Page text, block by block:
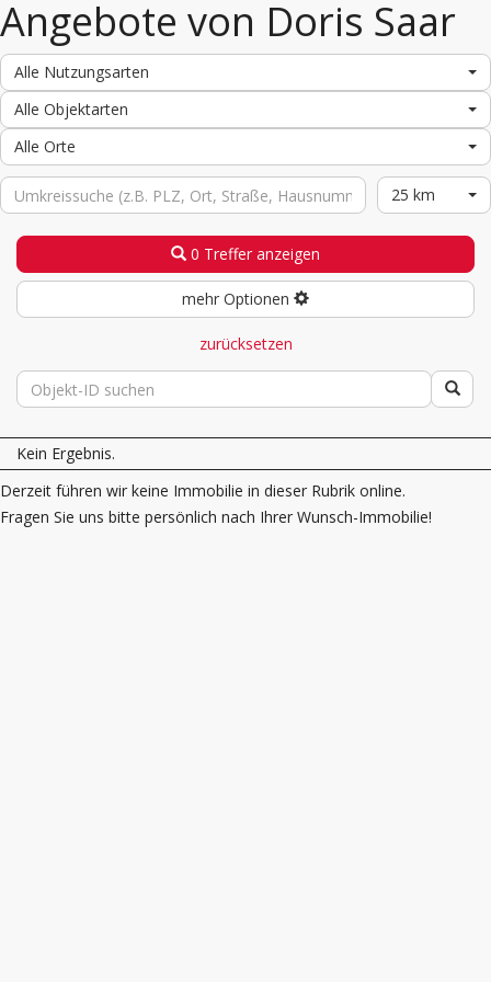
Angebote von Doris Saar
Alle Nutzungsarten
Alle Objektarten
Alle Orte
25 km
0 Treffer anzeigen
mehr Optionen
zurücksetzen
Kein Ergebnis.
Derzeit führen wir keine Immobilie in dieser Rubrik online.
Fragen Sie uns bitte persönlich nach Ihrer Wunsch-Immobilie!